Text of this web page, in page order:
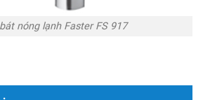
nóng lạnh Faster FS 917